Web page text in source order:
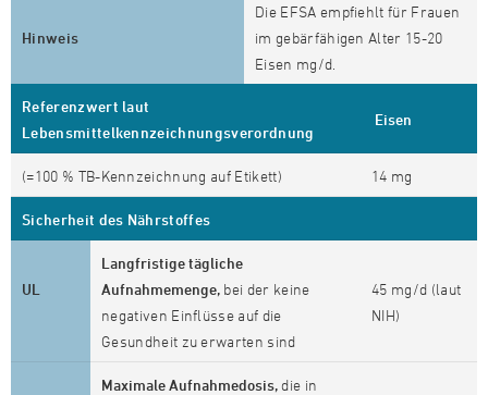
Hinweis
Die EFSA empfiehlt für Frauen
im gebärfähigen Alter 15-20
Eisen mg/d.
Referenzwert laut
Lebensmittelkennzeichnungsverordnung
Eisen
(=100 % TB-Kennzeichnung auf Etikett) 14 mg
Sicherheit des Nährstoffes
UL
Langfristige tägliche
Aufnahmemenge, bei der keine
negativen Einflüsse auf die
Gesundheit zu erwarten sind
45 mg/d (laut
NIH)
Maximale Aufnahmedosis,die in